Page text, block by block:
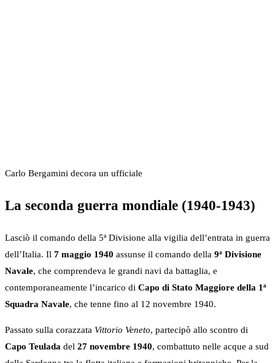
Carlo Bergamini decora un ufficiale
La seconda guerra mondiale (1940-1943)
Lasciò il comando della 5ª Divisione alla vigilia dell’entrata in guerra
dell’Italia. Il 7 maggio 1940 assunse il comando della 9ª Divisione
Navale, che comprendeva le grandi navi da battaglia, e
contemporaneamente l’incarico di Capo di Stato Maggiore della 1ª
Squadra Navale, che tenne fino al 12 novembre 1940.
Passato sulla corazzata Vittorio Veneto, partecipò allo scontro di
Capo Teulada del 27 novembre 1940, combattuto nelle acque a sud